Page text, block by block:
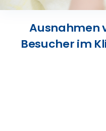
Presse
Kontakt
Ausnahmen
Besucher im